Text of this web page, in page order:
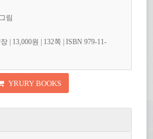
림
| 13,000원 | 132쪽 | ISBN979-11-
YRURY BOOKS